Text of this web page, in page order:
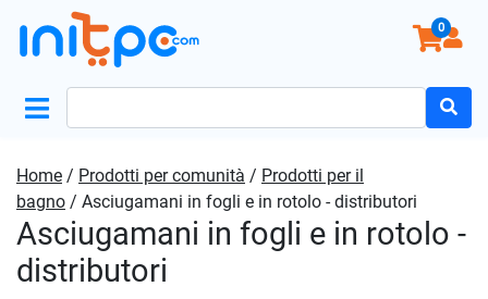
0
Home / Prodotti per comunità / Prodotti per il
bagno / Asciugamani in fogli e in rotolo - distributori
Asciugamani in fogli e in rotolo -
distributori